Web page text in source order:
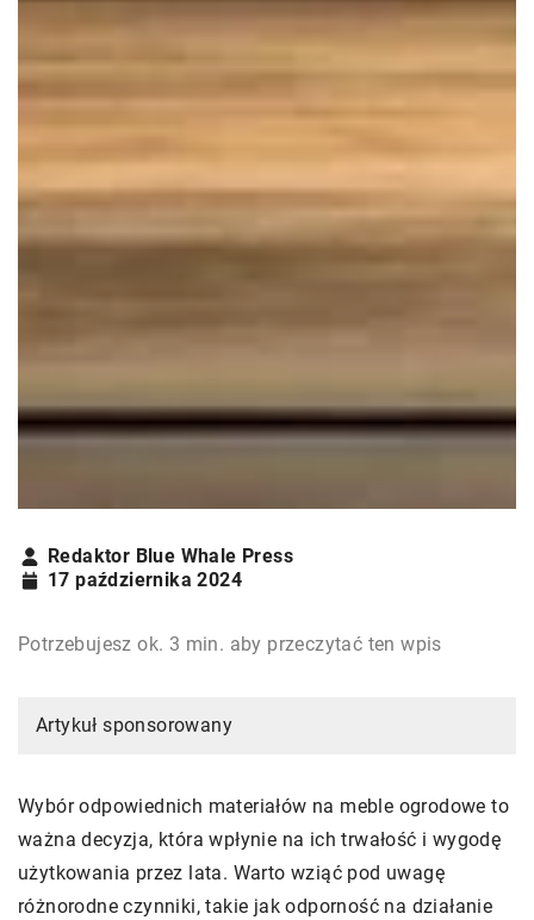
Redaktor Blue Whale Press
17 października 2024
Potrzebujesz ok. 3 min. aby przeczytać ten wpis
Artykuł sponsorowany
Wybór odpowiednich materiałów na meble ogrodowe to
ważna decyzja, która wpłynie na ich trwałość i wygodę
użytkowania przez lata. Warto wziąć pod uwagę
różnorodne czynniki, takie jak odporność na działanie